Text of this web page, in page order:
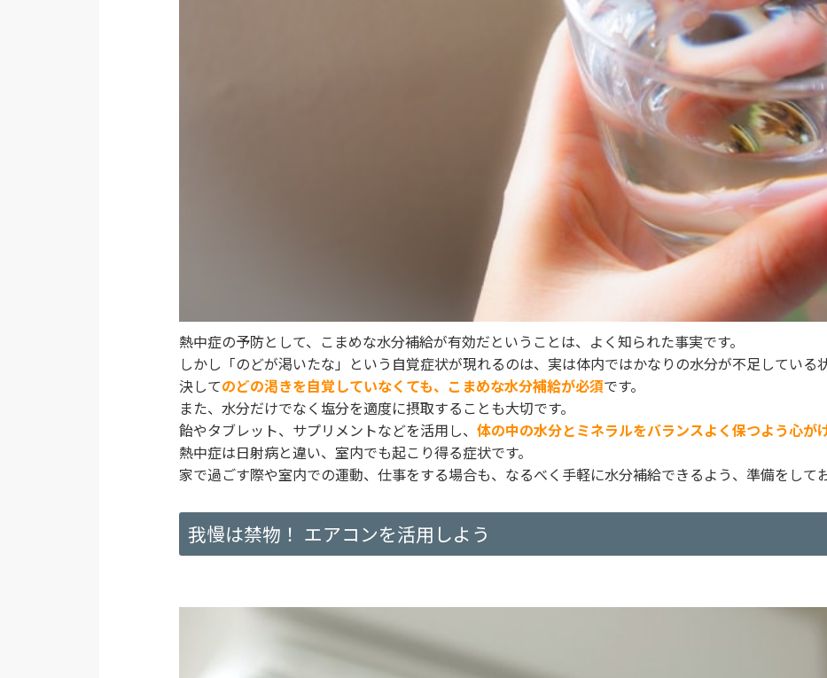
熱中症の予防として、こまめな水分補給が有効だということは、よく知られた事実です。
しかし「のどが渇いたな」という自覚症状が現れるのは、実は体内ではかなりの水分が不足している
決してのどの渇きを自覚していなくても、こまめな水分補給が必須です。
また、水分だけでなく塩分を適度に摂取することも大切です。
飴やタブレット、サプリメントなどを活用し、 体の中の水分とミネラルをバランスよく保つよう心が
熱中症は日射病と違い、室内でも起こり得る症状です。
家で過ごす際や室内での運動、仕事をする場合も、なるべく手軽に水分補給できるよう、準備をして
我慢は禁物！ エアコンを活用しよう